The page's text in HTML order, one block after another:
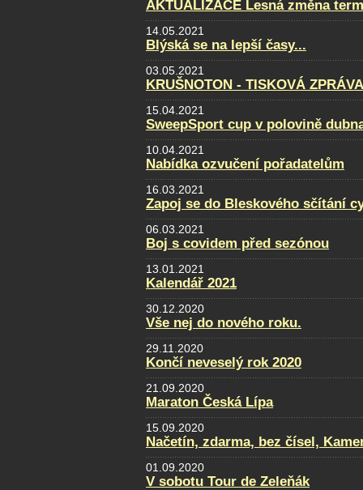
AKTUALIZACE Lesná změna
14.05.2021
Blýská se na lepší časy...
03.05.2021
KRUŠNOTON - TISKOVÁ
15.04.2021
SweepSport cup v polovině
10.04.2021
Nabídka ozvučení pořadatelům
16.03.2021
Zapoj se do Bleskového sčítání
06.03.2021
Boj s covidem před sezónou
13.01.2021
Kalendář 2021
30.12.2020
Vše nej do nového roku.
29.11.2020
Končí neveselý rok 2020
21.09.2020
Maraton Česká Lípa
15.09.2020
Načetín, zdarma, bez čísel,
01.09.2020
V sobotu Tour de Zeleňák